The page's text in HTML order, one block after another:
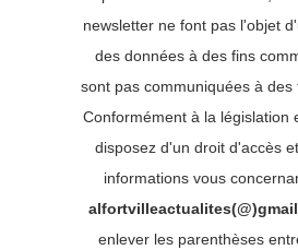
newsletter ne font pas l'objet
des données à des fins
sont pas communiquées à des
Conformément à la législation
disposez d'un droit d'accès
informations vous
enlever les parenthèses